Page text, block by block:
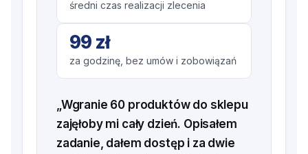
średni czas realizacji zlecenia
99 zł
za godzinę, bez umów i zobowiązań
„Wgranie 60 produktów do sklepu
zajęłoby mi cały dzień. Opisałem
zadanie, dałem dostęp i za dwie